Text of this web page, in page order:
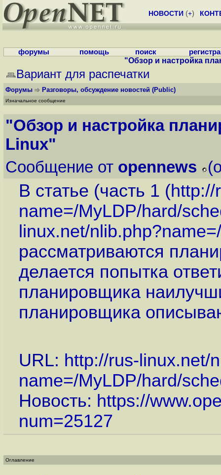
НОВОСТИ (+)
форумы помощь поиск
"Обзор и настройка
Вариант для распечатки
Форумы Разговоры, обсуждение новостей (Public)
Изначальное сообщение
"Обзор и настройка
Linux"
Сообщение от opennews
В статье (часть 1 (http://
name=/MyLDP/hard/
linux.net/
рассматриваются
делается попытка
планировщика
планировщика
URL: http://rus-linux.net/
name=/MyLDP/hard/
Новость: https://
num=25127
Оглавление